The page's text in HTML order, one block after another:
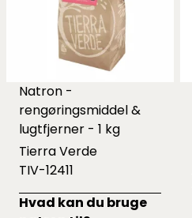
Natron -
rengøringsmiddel &
lugtfjerner - 1 kg
Tierra Verde
TIV-12411
Hvad kan du bruge